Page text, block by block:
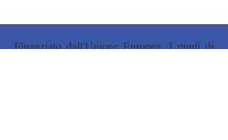
Finanziato dall'Unione Europea. I punti di